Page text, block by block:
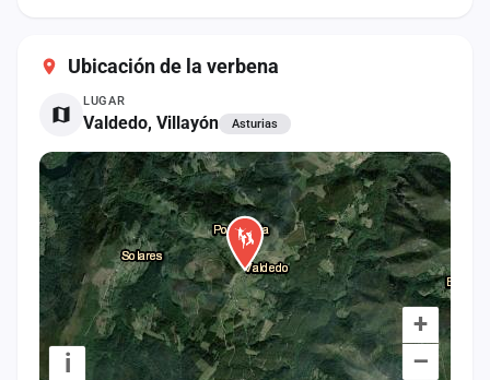
Ubicación de la verbena
LUGAR
Valdedo, Villayón Asturias
+
–
i
Administración
Contacto